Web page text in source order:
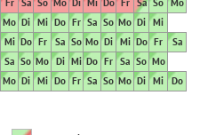
Fr Sa So Mo Di Mi Do Fr Sa So Mo
Mo Di Mi Do Fr Sa So Mo Di Mi
Mi Do Fr Sa So Mo Di Mi Do Fr
Sa
Sa So Mo Di Mi Do Fr Sa So Mo
Mo Di Mi Do Fr Sa So Mo Di Mi Do